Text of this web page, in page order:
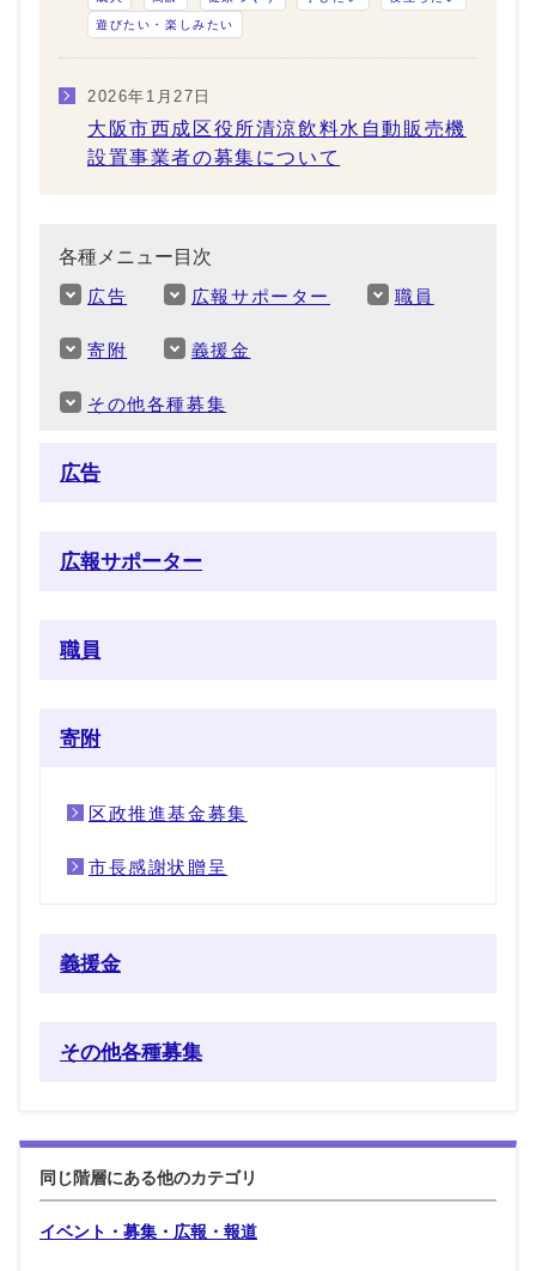
遊びたい・楽しみたい
2026年1月27日
大阪市西成区役所清涼飲料水自動販売機
設置事業者の募集について
各種メニュー目次
広告 広報サポーター 職員
寄附 義援金
その他各種募集
広告
広報サポーター
職員
寄附
区政推進基金募集
市長感謝状贈呈
義援金
その他各種募集
同じ階層にある他のカテゴリ
イベント・募集・広報・報道